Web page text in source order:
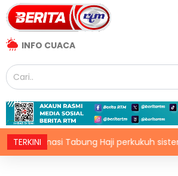
INFO CUACA
TERKINITabung Haji perkukuh sistem,